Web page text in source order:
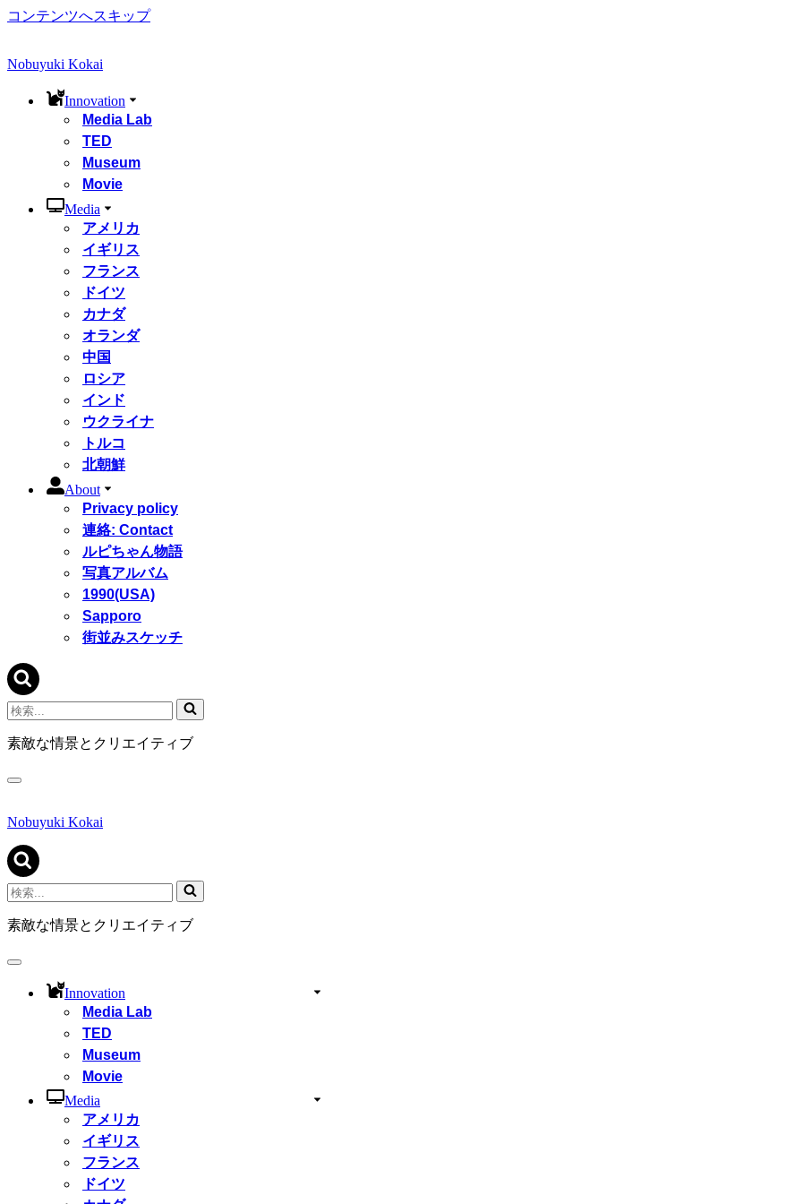
コンテンツへスキップ
Nobuyuki Kokai
Innovation
Media Lab
TED
Museum
Movie
Media
アメリカ
イギリス
フランス
ドイツ
カナダ
オランダ
中国
ロシア
インド
ウクライナ
トルコ
北朝鮮
About
Privacy policy
連絡: Contact
ルピちゃん物語
写真アルバム
1990(USA)
Sapporo
街並みスケッチ
検
索...
素敵な情景とクリエイティブ
ナ
ゲ
シ
ョ
ン
メ
ニ
ュ
Nobuyuki Kokai
検
索...
素敵な情景とクリエイティブ
ナ
Innovation
Media Lab
TED
Museum
Movie
Media
アメリカ
イギリス
フランス
ドイツ